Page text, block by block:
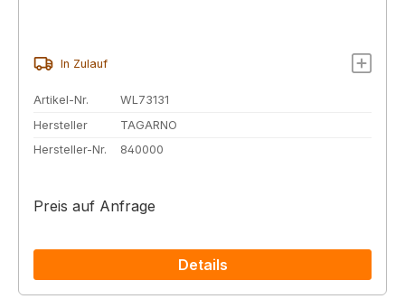
In Zulauf
Artikel-Nr.
WL73131
Hersteller
TAGARNO
Hersteller-Nr.
840000
Preis auf Anfrage
Details